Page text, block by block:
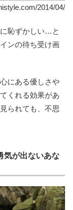
2014/04/
恥ずかしい…と
ンの待ち受け画
にある優しさや
くれる効果があ
られても、不思
気が出ないあな